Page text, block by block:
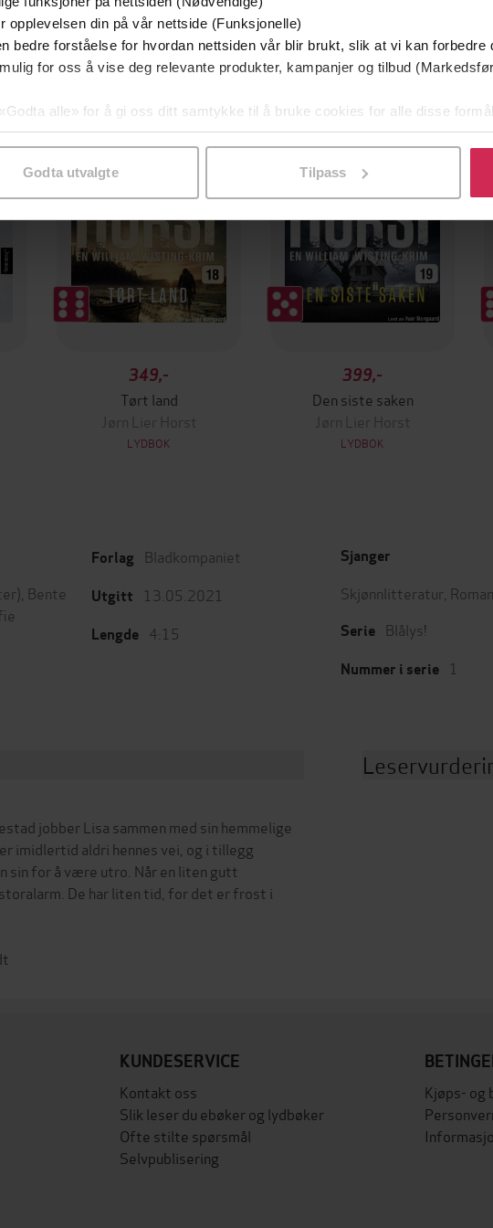
opplevelsen din på vår nettside (Funksjonelle)
bedre forståelse for hvordan nettsiden vår blir brukt, slik at vi kan forbedre
for oss å vise deg relevante produkter, kampanjer og tilbud
alle» for å gi oss ditt samtykke til å bruke cookies for alle disse
til spesifikke formål ved å klikke på «Tilpass». Du kan når som helst
Godta utvalgte Tilpass
349,-
Tørt land
Jørn Lier Horst
LYDBOK
399,-
Den siste saken
Jørn Lier Horst
LYDBOK
Bente
Forlag Bladkompaniet
Utgitt 13.05.2021
Lengde 4:15
Sjanger
Skjønnlitteratur
Serie Blålys!
Nummer i serie 1
jobber Lisa sammen med sin hemmelige
imidlertid aldri hennes vei, og i tillegg
sin for å være utro. Når en liten gutt
De har liten tid, for det er frost i
KUNDESERVICE
Kontakt oss
Slik leser du ebøker og lydbøker
Ofte stilte spørsmål
Selvpublisering
Kjøps- og